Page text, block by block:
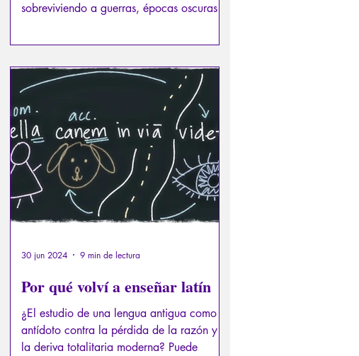
sobreviviendo a guerras, épocas oscuras,
Los monjes copiaban los libros a mano, a
los siglos IX y X, al escasear los
materiales, la economía se hizo necesaria:
se decidió copiar en minúsculas en lugar
de mayúsculas, ahorrando así espacio.
Por qué volví a enseñar latín
¿El estudio de una lengua antigua como
antídoto contra la pérdida de la razón y
la deriva totalitaria moderna? Puede
30 jun 2024 9 min de lectura